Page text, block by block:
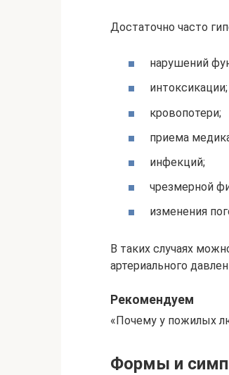
Достаточно часто
нарушений
интоксикации;
кровопотери;
приема
инфекций;
чрезмерной
изменения
В таких случаях
артериального
Рекомендуем
«Почему у пожилых
Формы и